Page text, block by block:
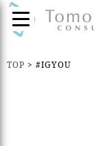
TOP > #IGYOU